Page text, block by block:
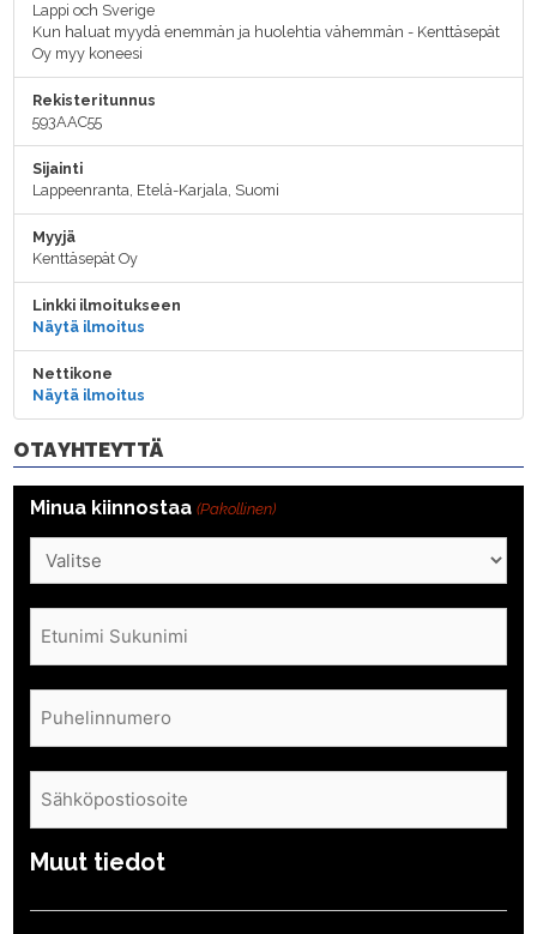
Lappi och Sverige
Kun haluat myydä enemmän ja huolehtia vähemmän - Kenttäsepät
Oy myy koneesi
Rekisteritunnus
593AAC55
Sijainti
Lappeenranta, Etelä-Karjala, Suomi
Myyjä
Kenttäsepät Oy
Linkki ilmoitukseen
Näytä ilmoitus
Nettikone
Näytä ilmoitus
OTA YHTEYTTÄ
Minua kiinnostaa (Pakollinen)
Nimi
(Pakollinen)
Puhelin
(Pakollinen)
Sähköposti
(Pakollinen)
Muut tiedot